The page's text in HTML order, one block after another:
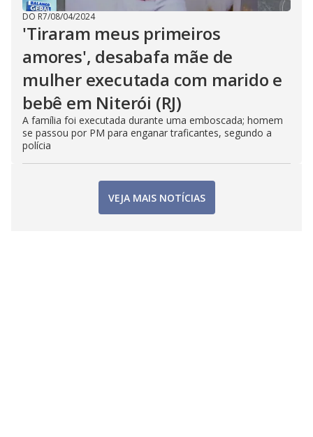
DO R7/08/04/2024
'Tiraram meus primeiros
amores', desabafa mãe de
mulher executada com marido e
bebê em Niterói (RJ)
A família foi executada durante uma emboscada; homem
se passou por PM para enganar traficantes, segundo a
polícia
VEJA MAIS NOTÍCIAS